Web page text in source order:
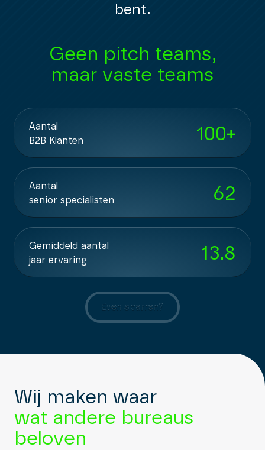
bent.
Geen wisselingen,
maar stabiliteit
Aantal
B2B Klanten
100+
Aantal
senior specialisten
62
Gemiddeld aantal
jaar ervaring
13.8
Even sparren?
Wij maken waar
wat andere bureaus
beloven